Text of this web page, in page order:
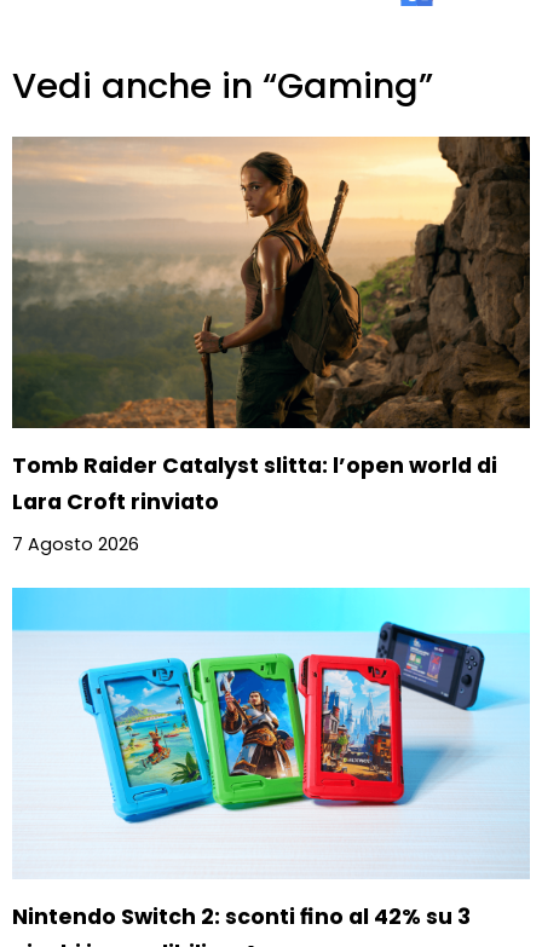
Vedi anche in “Gaming”
Tomb Raider Catalyst slitta: l’open world di
Lara Croft rinviato
7 Agosto 2026
Nintendo Switch 2: sconti fino al 42% su 3